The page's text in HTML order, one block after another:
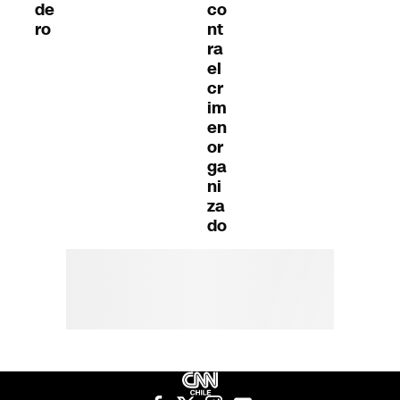
de
ro
co
nt
ra
el
cr
im
en
or
ga
ni
za
do